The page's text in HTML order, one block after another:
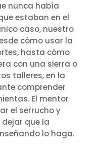
nunca había
estaban en el
caso, nuestro
cómo usar la
hasta cómo
con una sierra o
talleres, en la
comprender
El mentor
el serrucho y
que la
lo haga.